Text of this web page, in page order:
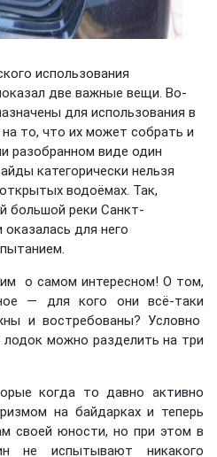
использования
две важные вещи. Во-
для использования в
то, что их может собрать и
разобранном виде один
категорически нельзя
водоёмах. Так,
большой реки Санкт-
для него
о самом интересном! О том,
— для кого они всё-таки
и востребованы? Условно
лодок можно разделить на три
когда то давно активно
на байдарках и теперь
своей юности, но при этом в
не испытывают никакого